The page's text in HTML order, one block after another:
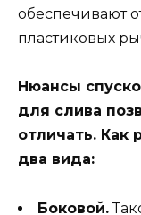
обеспечивают
пластиковых
Нюансы
для слива
отличать. Как
два вида:
Боковой.